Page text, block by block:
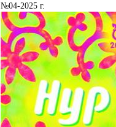
№04-2025 г.